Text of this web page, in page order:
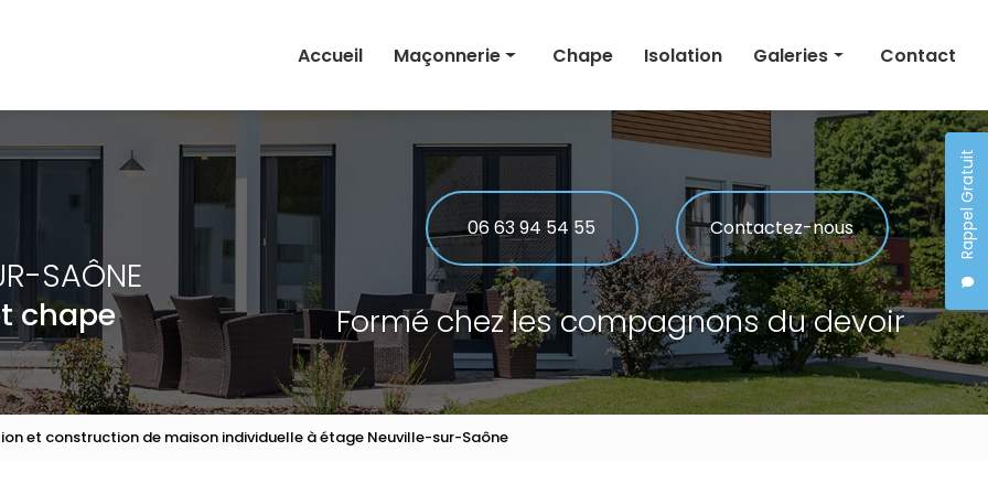
Rappel Gratuit
Accueil
Maçonnerie
Extension
Maçonnerie générale
Chape Isolation Galeries
Maçonnerie
Rénovation
Chape
Isolation
Contact
SAÔNE
chape
06 63 94 54 55 Contactez-nous
Formé chez les compagnons du devoir
et construction de maison individuelle à étage Neuville-sur-Saône